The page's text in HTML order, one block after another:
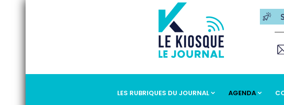
LES RUBRIQUES DU JOURNAL AGENDA